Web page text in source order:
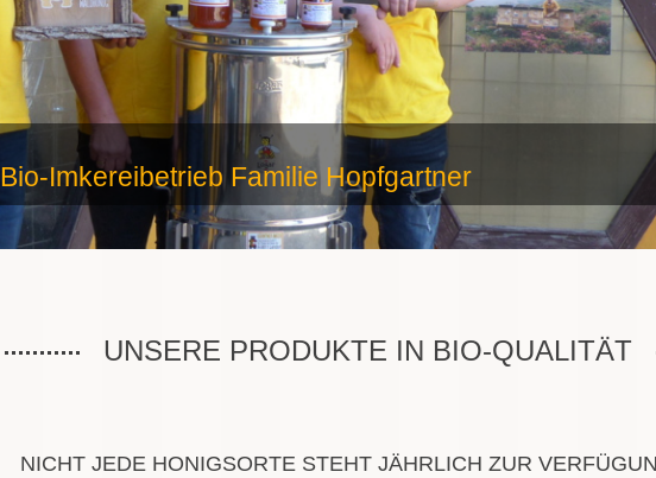
Bio-Imkereibetrieb Familie Hopfgartner
UNSERE PRODUKTE IN BIO-QUALITÄT
NICHT JEDE HONIGSORTE STEHT JÄHRLICH ZUR